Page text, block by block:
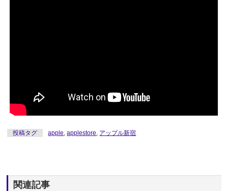
投稿タグ apple,applestore, アップル新宿
関連記事